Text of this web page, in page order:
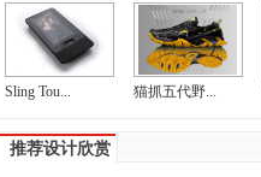
Sling Tou... 猫抓五代野...
推荐设计欣赏